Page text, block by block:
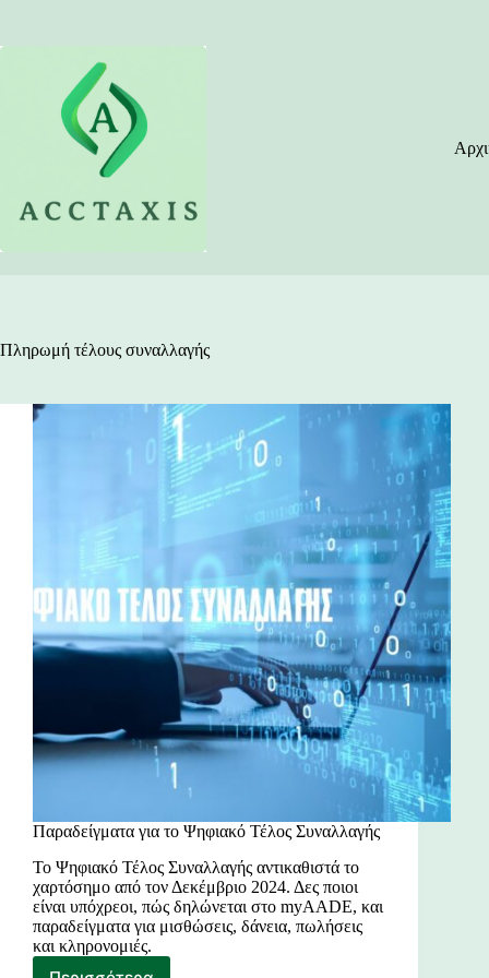
περιεχόμενο
Πληρωμή τέλους συναλλαγής
Παραδείγματα για το Ψηφιακό Τέλος Συναλλαγής
Το Ψηφιακό Τέλος Συναλλαγής αντικαθιστά το
χαρτόσημο από τον Δεκέμβριο 2024. Δες ποιοι
είναι υπόχρεοι, πώς δηλώνεται στο myAADE, και
παραδείγματα για μισθώσεις, δάνεια, πωλήσεις
και κληρονομιές.